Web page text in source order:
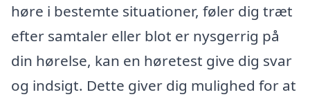
høre i bestemte situationer, føler dig træt
efter samtaler eller blot er nysgerrig på
din hørelse, kan en høretest give dig svar
og indsigt. Dette giver dig mulighed for at